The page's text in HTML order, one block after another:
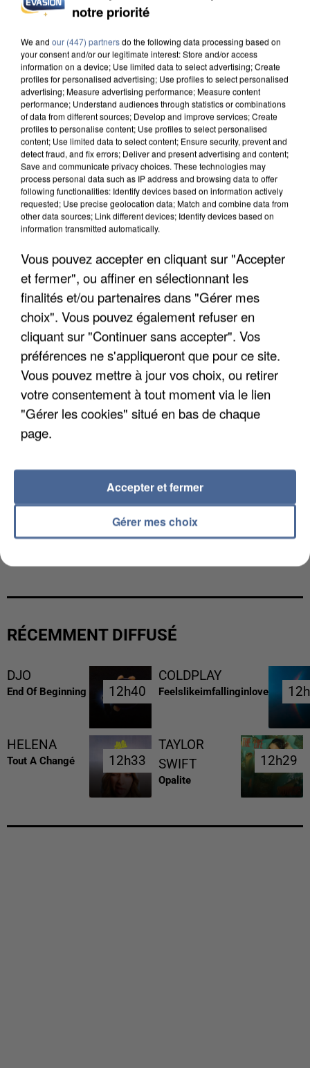
L’UN DES FONDATEURS SUPPOSÉS DE LA DZ
UN SECOND CADRE DE LA DZ MAFIA
INTERPELLÉ EN ALGÉRIE
COULÉE DE BOUE EN HAUTE-SAVOIE
RÉCEMMENT DIFFUSÉ
DJO
End Of Beginning 12h40
12h40
COLDPLAY
Feelslikeimfallinginlove
HELENA
Tout A Changé 12h33
12h33
TAYLOR
SWIFT
Opalite
12h29
12h29
notre priorité
We and our (447) partnersdo the following data processing based on
your consent and/or our legitimate interest: Store and/or access
information on a device; Use limited data to select advertising; Create
profiles for personalised advertising; Use profiles to select personalised
advertising; Measure advertising performance; Measure content
performance; Understand audiences through statistics or combinations
of data from different sources; Develop and improve services; Create
profiles to personalise content; Use profiles to select personalised
content; Use limited data to select content; Ensure security, prevent and
detect fraud, and fix errors; Deliver and present advertising and content;
Save and communicate privacy choices. These technologies may
process personal data such as IP address and browsing data to offer
following functionalities: Identify devices based on information actively
requested; Use precise geolocation data; Match and combine data from
other data sources; Link different devices; Identify devices based on
information transmitted automatically.
Vous pouvez accepter en cliquant sur "Accepter
et fermer", ou affiner en sélectionnant les
finalités et/ou partenaires dans "Gérer mes
choix". Vous pouvez également refuser en
cliquant sur "Continuer sans accepter". Vos
préférences ne s'appliqueront que pour ce site.
Vous pouvez mettre à jour vos choix, ou retirer
votre consentement à tout moment via le lien
"Gérer les cookies" situé en bas de chaque
page.
Gérer mes choix
Accepter et fermer